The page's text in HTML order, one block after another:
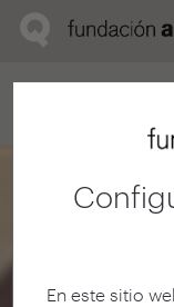
En este sitio